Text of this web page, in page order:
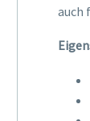
auch